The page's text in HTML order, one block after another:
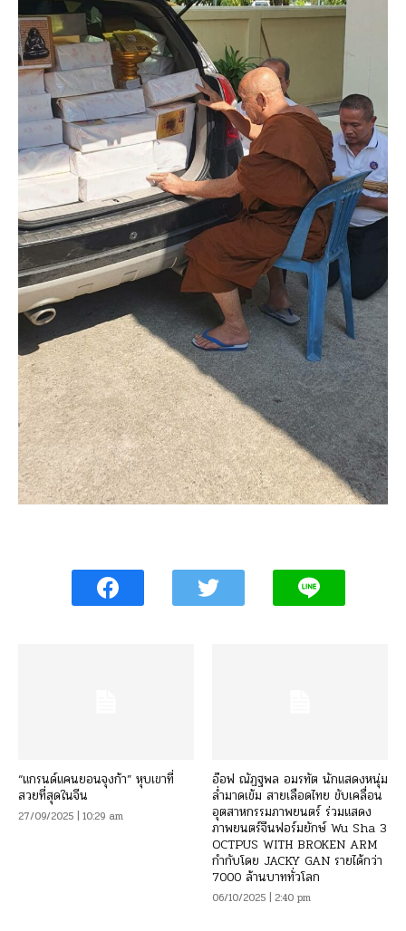
“แกรนด์แคนยอนจุงก้า” หุบเขาที่
สวยที่สุดในจีน
27/09/2025 | 10:29 am
อ๊อฟ ณัฏฐพล อมรทัต นักแสดงหนุ่ม
ล่ำมาดเข้ม สายเลือดไทย ขับเคลื่อน
อุตสาหกรรมภาพยนตร์ ร่วมแสดง
ภาพยนตร์จีนฟอร์มยักษ์ Wu Sha 3
OCTPUS WITH BROKEN ARM
กำกับโดย JACKY GAN รายได้กว่า
7000 ล้านบาททั่วโลก
06/10/2025 | 2:40 pm